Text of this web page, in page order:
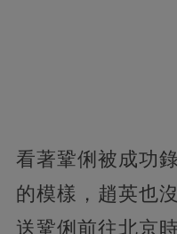
看著鞏俐被成功
的模樣，趙英也
送鞏俐前往北京時